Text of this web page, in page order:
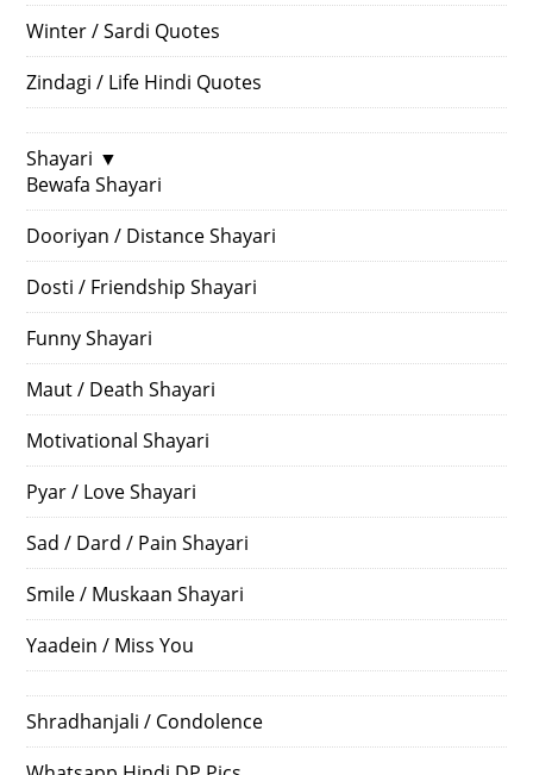
Winter / Sardi Quotes
Zindagi / Life Hindi Quotes
Shayari ▼
Bewafa Shayari
Dooriyan / Distance Shayari
Dosti / Friendship Shayari
Funny Shayari
Maut / Death Shayari
Motivational Shayari
Pyar / Love Shayari
Sad / Dard / Pain Shayari
Smile / Muskaan Shayari
Yaadein / Miss You
Shradhanjali / Condolence